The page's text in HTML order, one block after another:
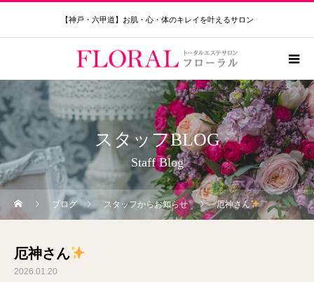
【神戸・六甲道】お肌・心・体のキレイを叶えるサロン
スタッフBLOG
Staff Blog
ブログ スタッフからお知らせ 厄神さん
厄神さん
2026.01.20